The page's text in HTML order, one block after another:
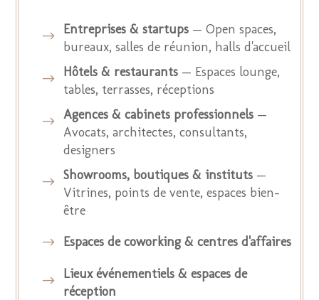
$ Entreprises & startups — Open spaces,
bureaux, salles de réunion, halls d'accueil
$ Hôtels & restaurants — Espaces lounge,
tables, terrasses, réceptions
$ Agences & cabinets professionnels —
Avocats, architectes, consultants,
designers
$ Showrooms, boutiques & instituts —
Vitrines, points de vente, espaces bien-
être
$ Espaces de coworking & centres d'affaires
$
Lieux événementiels & espaces de
réception